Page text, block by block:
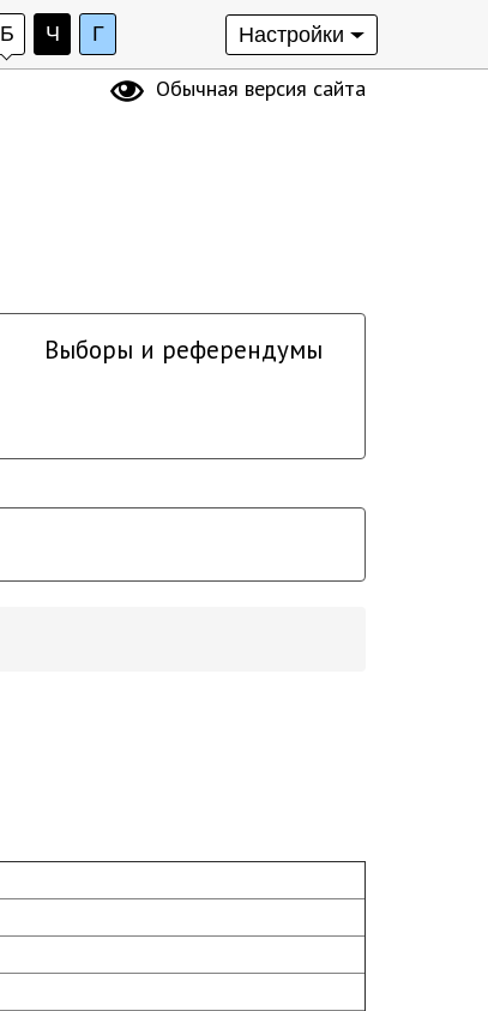
Б Ч Г Настройки
Обычная версия сайта
Выборы и референдумы